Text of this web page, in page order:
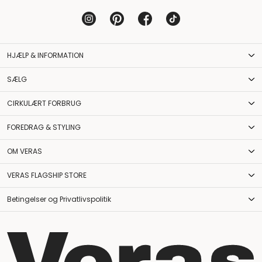
HJÆLP & INFORMATION
SÆLG
CIRKULÆRT FORBRUG
FOREDRAG & STYLING
OM VERAS
VERAS FLAGSHIP STORE
Betingelser og Privatlivspolitik